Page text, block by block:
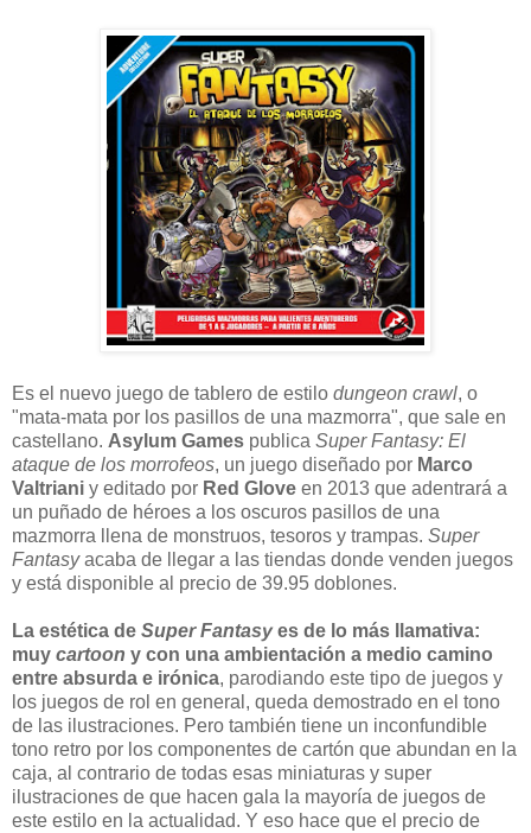
Es el nuevo juego de tablero de estilo dungeon crawl, o
"mata-mata por los pasillos de una mazmorra", que sale en
castellano. Asylum Games publica Super Fantasy: El
ataque de los morrofeos, un juego diseñado por Marco
Valtriani y editado por Red Glove en 2013 que adentrará a
un puñado de héroes a los oscuros pasillos de una
mazmorra llena de monstruos, tesoros y trampas. Super
Fantasyacaba de llegar a las tiendas donde venden juegos
y está disponible al precio de 39.95 doblones.
La estética de Super Fantasyes de lo más llamativa:
muy cartoon y con una ambientación a medio camino
entre absurda e irónica, parodiando este tipo de juegos y
los juegos de rol en general, queda demostrado en el tono
de las ilustraciones. Pero también tiene un inconfundible
tono retro por los componentes de cartón que abundan en la
caja, al contrario de todas esas miniaturas y super
ilustraciones de que hacen gala la mayoría de juegos de
este estilo en la actualidad. Y eso hace que el precio de